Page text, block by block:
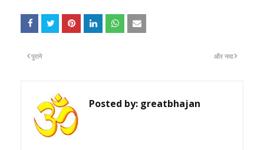
और नया
पुराने
Posted by: greatbhajan